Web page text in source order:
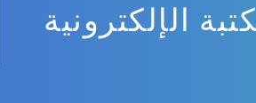
الإلكترونية